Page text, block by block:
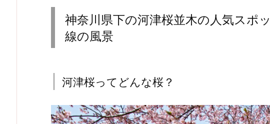
神奈川県下の河津桜並木の人気スポ
線の風景
河津桜ってどんな桜？